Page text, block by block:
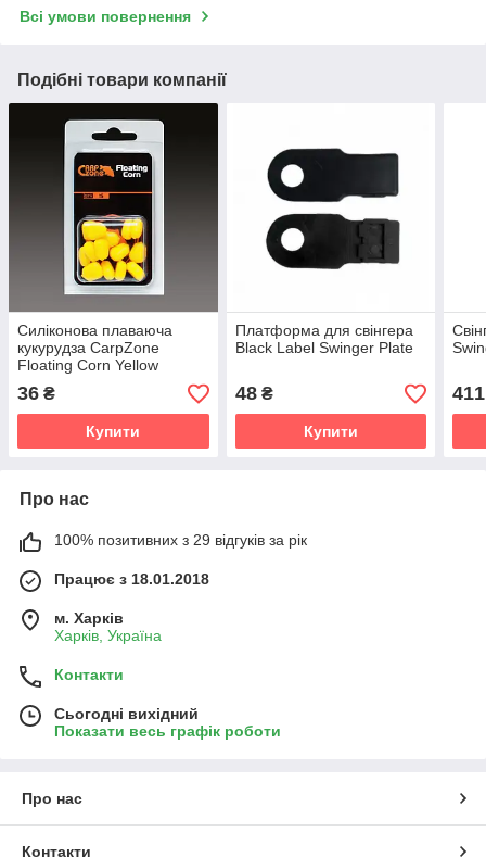
Всі умови повернення
Подібні товари компанії
Силіконова плаваюча
кукурудза CarpZone
Floating Corn Yellow
36 ₴
Купити
Платформа для свінгера
Black Label Swinger Plate
48₴
Купити
411
Про нас
100% позитивних з 29 відгуків за рік
Працює з 18.01.2018
м. Харків
Харків, Україна
Контакти
Сьогодні вихідний
Показати весь графік роботи
Про нас
Контакти